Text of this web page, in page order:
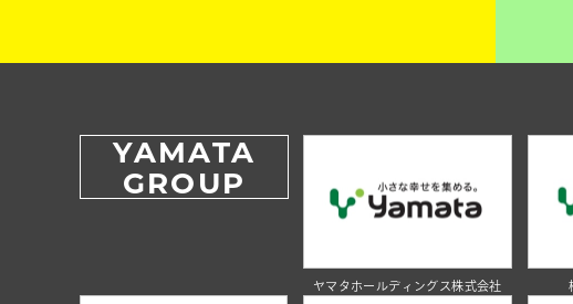
YAMATA
GROUP
ヤマタホールディングス株式会社